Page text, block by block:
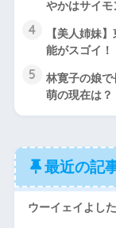
やかはサイモ
4
【美人姉妹
能がスゴイ！
5
林寛子の娘
萌の現在は？
最近の記
ウーイェイよし